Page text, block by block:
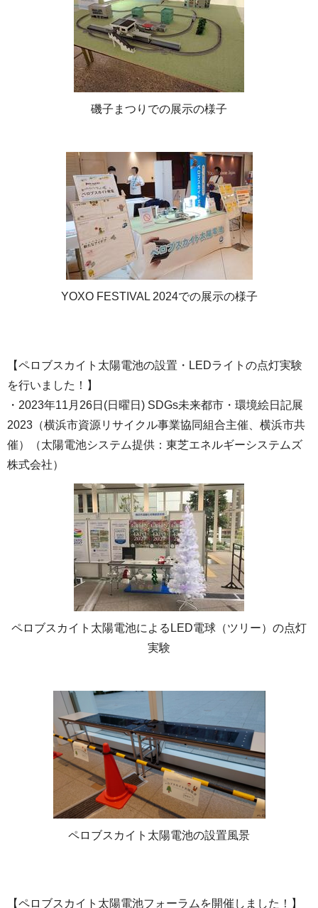
磯子まつりでの展示の様子
YOXO FESTIVAL 2024での展示の様子
【ペロブスカイト太陽電池の設置・LEDライトの点灯実験
を行いました！】
・2023年11月26日(日曜日) SDGs未来都市・環境絵日記展
2023（横浜市資源リサイクル事業協同組合主催、横浜市共
催）（太陽電池システム提供：東芝エネルギーシステムズ
株式会社）
ペロブスカイト太陽電池によるLED電球（ツリー）の点灯
実験
ペロブスカイト太陽電池の設置風景
【ペロブスカイト太陽電池フォーラムを開催しました！】